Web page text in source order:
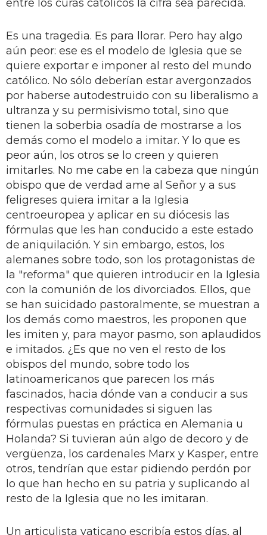
entre los curas católicos la cifra sea parecida.
Es una tragedia. Es para llorar. Pero hay algo
aún peor: ese es el modelo de Iglesia que se
quiere exportar e imponer al resto del mundo
católico. No sólo deberían estar avergonzados
por haberse autodestruido con su liberalismo a
ultranza y su permisivismo total, sino que
tienen la soberbia osadía de mostrarse a los
demás como el modelo a imitar. Y lo que es
peor aún, los otros se lo creen y quieren
imitarles. No me cabe en la cabeza que ningún
obispo que de verdad ame al Señor y a sus
feligreses quiera imitar a la Iglesia
centroeuropea y aplicar en su diócesis las
fórmulas que les han conducido a este estado
de aniquilación. Y sin embargo, estos, los
alemanes sobre todo, son los protagonistas de
la "reforma" que quieren introducir en la Iglesia
con la comunión de los divorciados. Ellos, que
se han suicidado pastoralmente, se muestran a
los demás como maestros, les proponen que
les imiten y, para mayor pasmo, son aplaudidos
e imitados. ¿Es que no ven el resto de los
obispos del mundo, sobre todo los
latinoamericanos que parecen los más
fascinados, hacia dónde van a conducir a sus
respectivas comunidades si siguen las
fórmulas puestas en práctica en Alemania u
Holanda? Si tuvieran aún algo de decoro y de
vergüenza, los cardenales Marx y Kasper, entre
otros, tendrían que estar pidiendo perdón por
lo que han hecho en su patria y suplicando al
resto de la Iglesia que no les imitaran.
Un articulista vaticano escribía estos días, al